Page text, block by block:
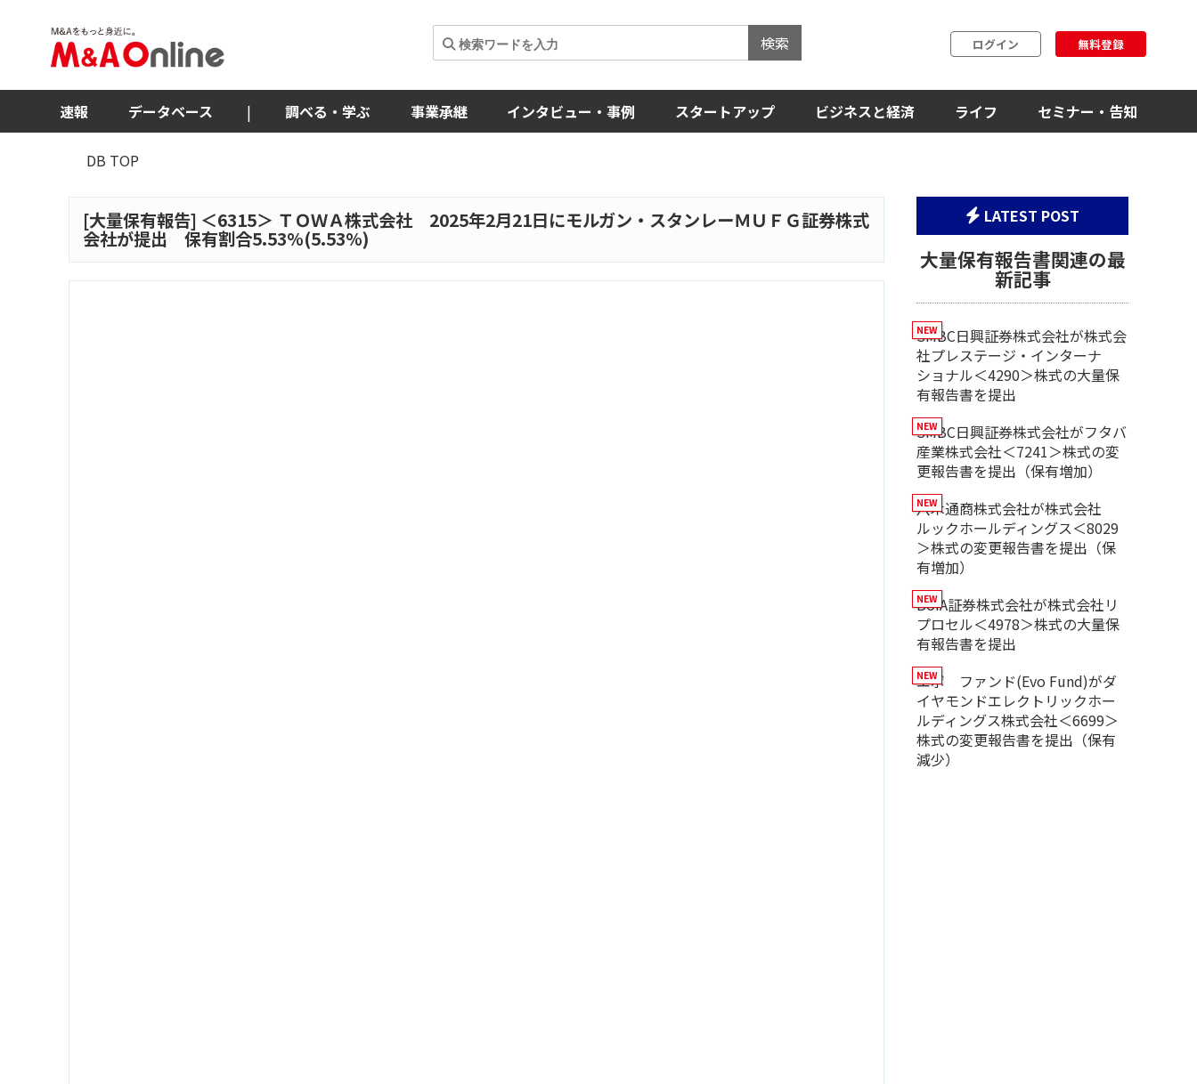
検索 ログイン 無料登録
速報 データベース | 調べる・学ぶ 事業承継 インタビュー・事例 スタートアップ ビジネスと経済 ライフ セミナー・告知
DB TOP
[大量保有報告] ＜6315＞ ＴＯＷＡ株式会社 2025年2月21日にモルガン・スタンレーＭＵＦＧ証券株式
会社が提出 保有割合5.53%(5.53%)
LATEST POST
大量保有報告書関連の最
新記事
SMBC日興証券株式会社が株式会
社プレステージ・インターナ
ショナル＜4290＞株式の大量保
有報告書を提出
SMBC日興証券株式会社がフタバ
産業株式会社＜7241＞株式の変
更報告書を提出（保有増加）
八木通商株式会社が株式会社
ルックホールディングス＜8029
＞株式の変更報告書を提出（保
有増加）
BofA証券株式会社が株式会社リ
プロセル＜4978＞株式の大量保
有報告書を提出
エボ ファンド(Evo Fund)がダ
イヤモンドエレクトリックホー
ルディングス株式会社＜6699＞
株式の変更報告書を提出（保有
減少）